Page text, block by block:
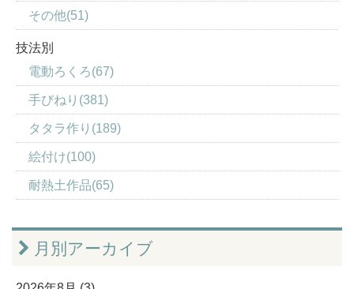
その他(51)
技法別
電動ろくろ(67)
手びねり(381)
タタラ作り(189)
絵付け(100)
耐熱土作品(65)
月別アーカイブ